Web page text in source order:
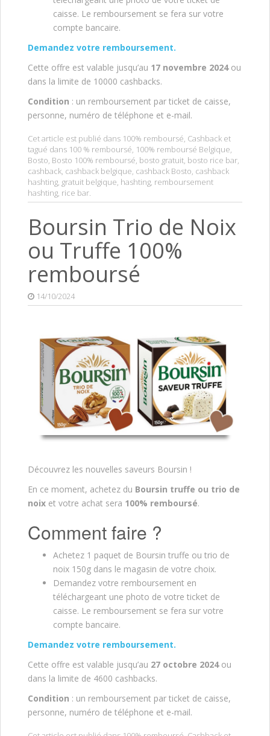
caisse. Le remboursement se fera sur votre
compte bancaire.
Demandez votre remboursement.
Cette offre est valable jusqu’au 17 novembre 2024 ou
dans la limite de 10000 cashbacks.
Condition : un remboursement par ticket de caisse,
personne, numéro de téléphone et e-mail.
Cet article est publié dans 100% remboursé, Cashback et
tagué dans 100 % remboursé, 100% remboursé Belgique,
Bosto, Bosto 100% remboursé, bosto gratuit, bosto rice bar,
cashback, cashback belgique, cashback Bosto, cashback
hashting, gratuit belgique, hashting, remboursement
hashting, rice bar.
Boursin Trio de Noix
ou Truffe 100%
remboursé
14/10/2024
Découvrez les nouvelles saveurs Boursin !
En ce moment, achetez du Boursin truffe ou trio de
noix et votre achat sera 100% remboursé.
Comment faire ?
Achetez 1 paquet de Boursin truffe ou trio de
noix 150g dans le magasin de votre choix.
Demandez votre remboursement en
téléchargeant une photo de votre ticket de
caisse. Le remboursement se fera sur votre
compte bancaire.
Demandez votre remboursement.
Cette offre est valable jusqu’au 27 octobre 2024 ou
dans la limite de 4600 cashbacks.
Condition : un remboursement par ticket de caisse,
personne, numéro de téléphone et e-mail.